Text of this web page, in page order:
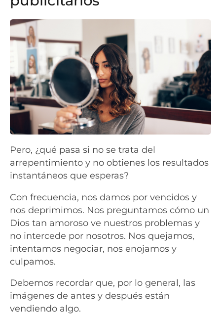
Pero, ¿qué pasa si no se trata del
arrepentimiento y no obtienes los resultados
instantáneos que esperas?
Con frecuencia, nos damos por vencidos y
nos deprimimos. Nos preguntamos cómo un
Dios tan amoroso ve nuestros problemas y
no intercede por nosotros. Nos quejamos,
intentamos negociar, nos enojamos y
culpamos.
Debemos recordar que, por lo general, las
imágenes de antes y después están
vendiendo algo.